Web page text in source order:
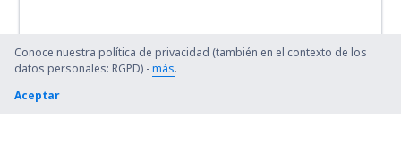
Conoce nuestra política de privacidad (también en el contexto de los
datos personales: RGPD) -más.
Aceptar